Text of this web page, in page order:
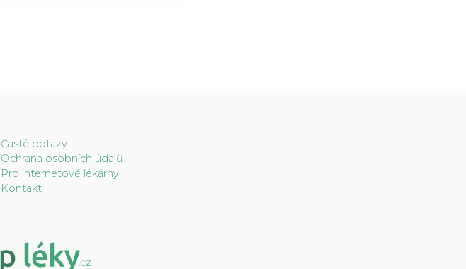
Časté dotazy
Ochrana osobních údajů
Pro internetové lékárny
Kontakt